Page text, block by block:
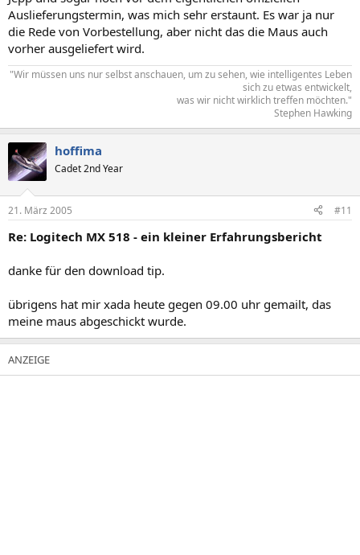
Auslieferungstermin, was mich sehr erstaunt. Es war ja nur
die Rede von Vorbestellung, aber nicht das die Maus auch
vorher ausgeliefert wird.
"Wir müssen uns nur selbst anschauen, um zu sehen, wie intelligentes Leben
sich zu etwas entwickelt,
was wir nicht wirklich treffen möchten."​
Stephen Hawking​
hoffima
Cadet 2nd Year
21. März 2005 #11
Re: Logitech MX 518 - ein kleiner Erfahrungsbericht
danke für den download tip.
übrigens hat mir xada heute gegen 09.00 uhr gemailt, das
meine maus abgeschickt wurde.